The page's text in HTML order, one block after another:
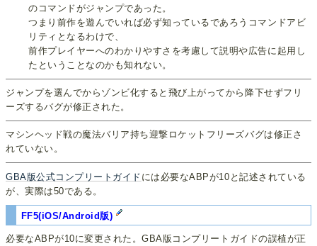
のコマンドがジャンプであった。
つまり前作を遊んでいれば必ず知っているであろうコマンドアビ
リティとなるわけで、
前作プレイヤーへのわかりやすさを考慮して説明や広告に起用し
たということなのかも知れない。
ジャンプを選んでからゾンビ化すると飛び上がってから降下せずフリ
ーズするバグが修正された。
マシンヘッド戦の魔法バリア持ち迎撃ロケットフリーズバグは修正さ
れていない。
GBA版公式コンプリートガイド には必要なABPが10と記述されている
が、実際は50である。
FF5(iOS/Android版)
必要なABPが10に変更された。GBA版コンプリートガイドの誤植が正